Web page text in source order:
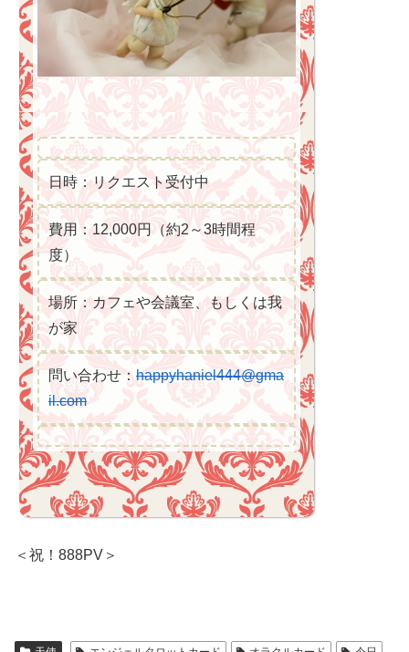
日時：リクエスト受付中
費用：12,000円（約2～3時間程
度）
場所：カフェや会議室、もしくは我
が家
問い合わせ： happyhaniel444@gma
il.com
＜祝！888PV＞